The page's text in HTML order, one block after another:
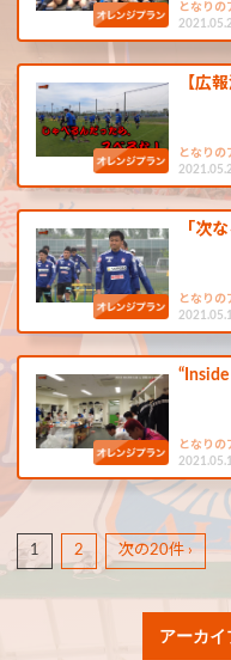
となりの
【広
となりの
「次
となりの
となりの
1 2 次の20件 ›
アーカイ